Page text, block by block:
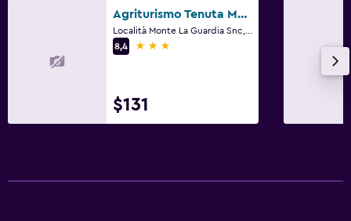
Sistema de entretenimiento
TV de pantalla plana
Botiquín de primeros auxilios
Agriturismo Tenuta Monte La Guardia
8,4
3 estrellas
$131